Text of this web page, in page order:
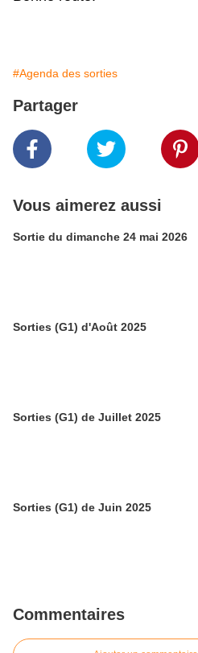
#Agenda des sorties
Partager
Vous aimerez aussi
Sortie du dimanche 24 mai 2026
Sorties (G1) d'Août 2025
Sorties (G1) de Juillet 2025
Sorties (G1) de Juin 2025
Commentaires